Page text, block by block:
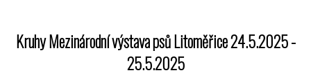
Kruhy Mezinárodní výstava psů Litoměřice 24.5.2025 -
25.5.2025